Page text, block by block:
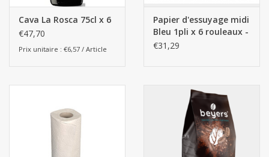
Cava La Rosca 75cl x 6
€47,70
Prix unitaire : €6,57 / Article
Papier d'essuyage midi
Bleu 1pli x 6 rouleaux -
Blue
€31,29